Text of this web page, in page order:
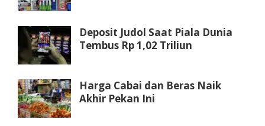
Deposit Judol Saat Piala Dunia
Tembus Rp 1,02 Triliun
Harga Cabai dan Beras Naik
Akhir Pekan Ini